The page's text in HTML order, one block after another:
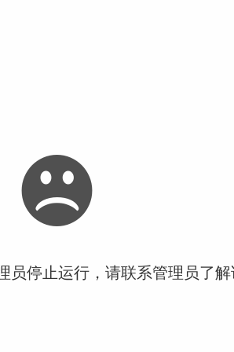
员停止运行，请联系管理员了